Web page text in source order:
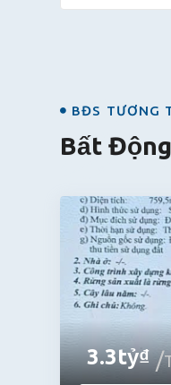
BĐS TƯƠNG
Bất
3.3tỷ₫